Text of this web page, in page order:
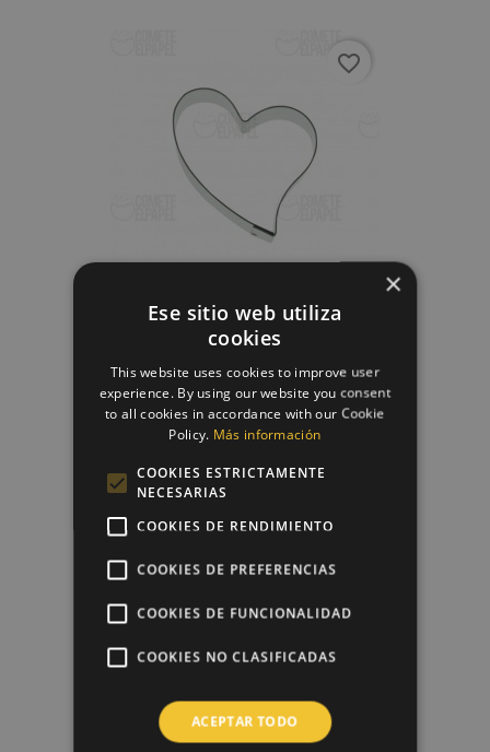
Cortador Metálico Corazón
favorite_border
Cortador Metálico Corona
3,41 €
×
Ese sitio web utiliza
cookies
This website uses cookies to improve user
experience. By using our website you consent
to all cookies in accordance with our Cookie
Policy. Más información
COOKIES ESTRICTAMENTE
NECESARIAS
COOKIES DE RENDIMIENTO
COOKIES DE PREFERENCIAS
COOKIES DE FUNCIONALIDAD
COOKIES NO CLASIFICADAS
ACEPTAR TODO